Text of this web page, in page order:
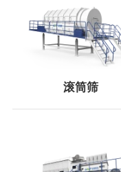
滚筒筛